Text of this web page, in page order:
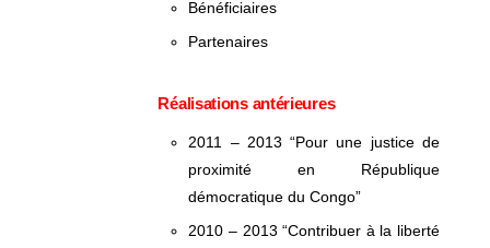
Bénéficiaires
Partenaires
Réalisations antérieures
2011 – 2013 “Pour une justice de
proximité en République
démocratique du Congo”
2010 – 2013 “Contribuer à la liberté